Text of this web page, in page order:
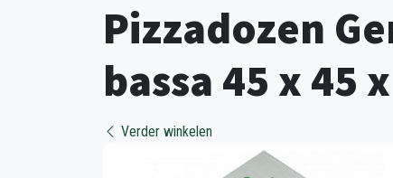
Pizzadozen
bassa 45 x 45
Verder winkelen